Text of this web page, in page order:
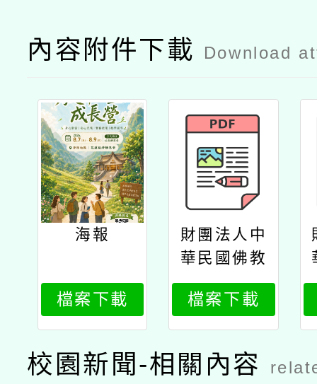
內容附件下載 Download
海報
檔案下載
財團法人中
華民國佛教
慈濟慈善事
業基金會辦
理「教師心
靈成長營」
公文
檔案下載
校園新聞-相關內容